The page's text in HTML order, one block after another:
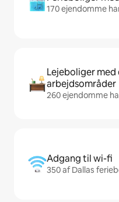
170 ejendomme
Lejeboliger
arbejdsområder
260 ejendomme
Adgang til wi-fi
350 af Dallas